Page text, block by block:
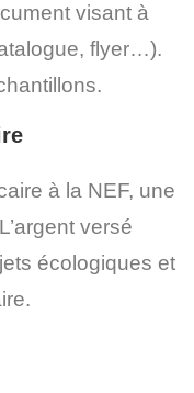
visant à
flyer…).
à la NEF, une
versé
écologiques et